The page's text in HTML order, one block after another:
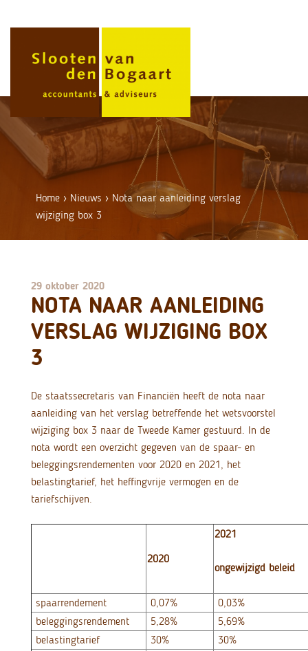
Home › Nieuws › Nota naar aanleiding verslag
wijziging box 3
29 oktober 2020
NOTA NAAR AANLEIDING
VERSLAG WIJZIGING BOX
3
De staatssecretaris van Financiën heeft de nota naar
aanleiding van het verslag betreffende het wetsvoorstel
wijziging box 3 naar de Tweede Kamer gestuurd. In de
nota wordt een overzicht gegeven van de spaar- en
beleggingsrendementen voor 2020 en 2021, het
belastingtarief, het heffingvrije vermogen en de
tariefschijven.
2020
2021
ongewijzigd beleid
spaarrendement 0,07%
0,03%
beleggingsrendement
5,28%
5,69%
belastingtarief
30%
30%